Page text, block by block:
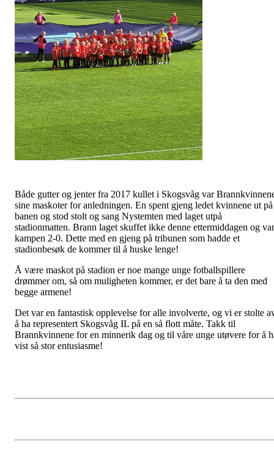
Både gutter og jenter fra 2017 kullet i Skogsvåg var
sine maskoter for anledningen. En spent gjeng ledet kvinnene ut på
banen og stod stolt og sang Nystemten med laget utpå
stadionmatten. Brann laget skuffet ikke denne ettermiddagen og
kampen 2-0. Dette med en gjeng på tribunen som hadde et
stadionbesøk de kommer til å huske lenge!
Å være maskot på stadion er noe mange unge fotballspillere
drømmer om, så om muligheten kommer, er det bare å ta den med
begge armene!
Det var en fantastisk opplevelse for alle involverte, og vi er stolte
å ha representert Skogsvåg IL på en så flott måte. Takk til
Brannkvinnene for en minnerik dag og til våre unge utøvere for å
vist så stor entusiasme!